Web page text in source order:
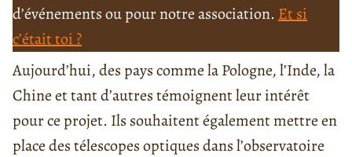
d’événements ou pour notre association. Et si
c’était toi ?
Aujourd’hui, des pays comme la Pologne, l’Inde, la
Chine et tant d’autres témoignent leur intérêt
pour ce projet. Ils souhaitent également mettre en
place des télescopes optiques dans l’observatoire